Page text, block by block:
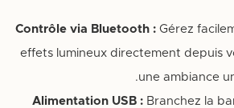
Contrôle via Bluetooth : Gérez
effets lumineux directement depuis
une ambiance
Alimentation USB : Branchez la